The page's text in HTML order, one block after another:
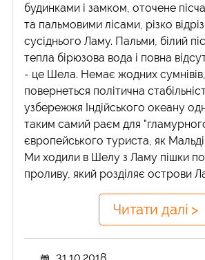
будинками і замком, оточене
та пальмовими лісами, різко
сусіднього Ламу. Пальми, білий
тепла бірюзова вода і повна
- це Шела. Немає жодних
повернеться політична
узбережжя Індійського океану
таким самий раєм для
європейського туриста, як
Ми ходили в Шелу з Ламу пішки
проливу, який розділяє острови
Читати далі >